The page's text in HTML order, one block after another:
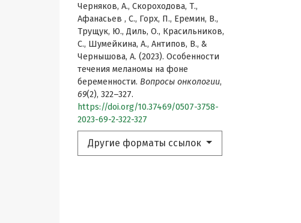
Черняков, А., Скороходова, Т.,
Афанасьев , С., Горх, П., Еремин, В.,
Трущук, Ю., Диль, О., Красильников,
С., Шумейкина, А., Антипов, В., &
Чернышова, А. (2023). Особенности
течения меланомы на фоне
беременности. Вопросы онкологии,
69(2), 322–327.
https://doi.org/10.37469/0507-3758-
2023-69-2-322-327
Другие форматы ссылок